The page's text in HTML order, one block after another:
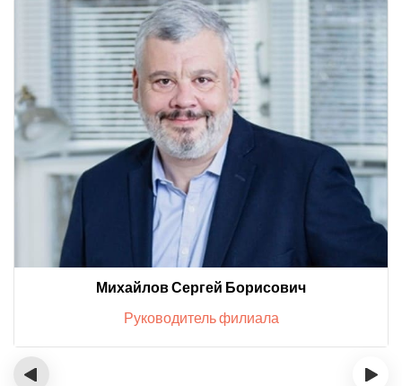
Михайлов Сергей Борисович
Руководитель филиала
‹ ›